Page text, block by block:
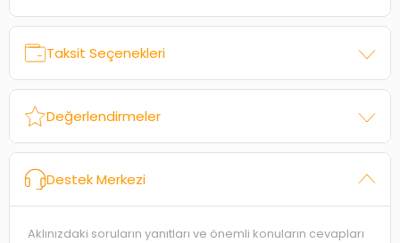
Taksit Seçenekleri
Değerlendirmeler
Destek Merkezi
Aklınızdaki soruların yanıtları ve önemli konuların cevapları